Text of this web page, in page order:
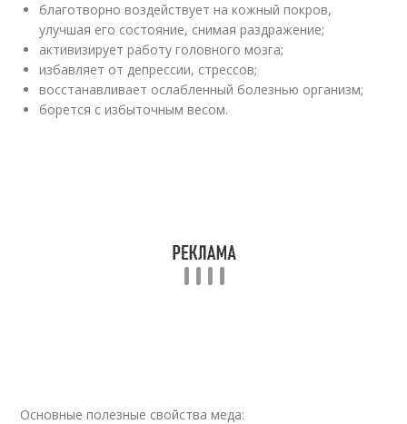
благотворно воздействует на кожный покров,
улучшая его состояние, снимая раздражение;
активизирует работу головного мозга;
избавляет от депрессии, стрессов;
восстанавливает ослабленный болезнью организм;
борется с избыточным весом.
Основные полезные свойства меда: